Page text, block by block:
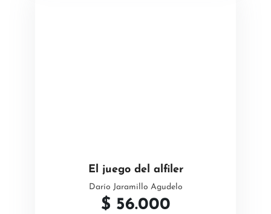
El juego del alfiler
Darío Jaramillo Agudelo
$ 56.000